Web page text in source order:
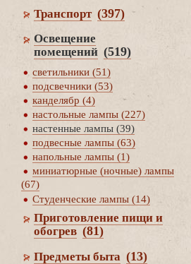
Транспорт (397)
Освещение
помещений (519)
светильники (51)
подсвечники (53)
канделябр (4)
настольные лампы (227)
настенные лампы (39)
подвесные лампы (63)
напольные лампы (1)
миниатюрные (ночные) лампы
(67)
Студенческие лампы (14)
Приготовление пищи и
обогре (81)
Предметы быта (13)